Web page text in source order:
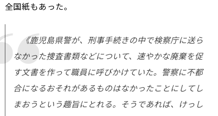
全国紙もあった。
《鹿児島県警が、刑事手続きの中で検察庁に送ら
なかった捜査書類などについて、速やかな廃棄を促
す文書を作って職員に呼びかけていた。警察に不都
合になるおそれがあるものはなかったことにしてし
まおうという趣旨にとれる。そうであれば、けっし